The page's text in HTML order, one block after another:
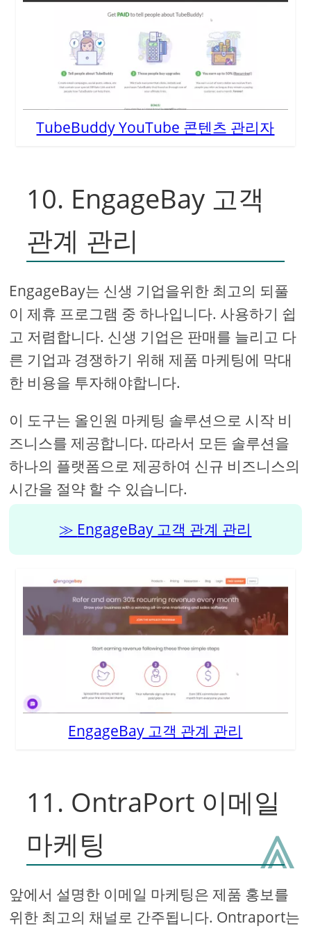
TubeBuddy YouTube 콘텐츠 관리자
10. EngageBay 고객
관계 관리
EngageBay는 신생 기업을위한 최고의 되풀
이 제휴 프로그램 중 하나입니다. 사용하기 쉽
고 저렴합니다. 신생 기업은 판매를 늘리고 다
른 기업과 경쟁하기 위해 제품 마케팅에 막대
한 비용을 투자해야합니다.
이 도구는 올인원 마케팅 솔루션으로 시작 비
즈니스를 제공합니다. 따라서 모든 솔루션을
하나의 플랫폼으로 제공하여 신규 비즈니스의
시간을 절약 할 수 있습니다.
EngageBay 고객 관계 관리
EngageBay 고객 관계 관리
11. OntraPort 이메일
마케팅
앞에서 설명한 이메일 마케팅은 제품 홍보를
위한 최고의 채널로 간주됩니다. Ontraport는
⩓